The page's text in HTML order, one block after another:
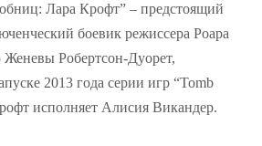
Лара Крофт” – предстоящий
боевик режиссера Роара
Робертсон-Дуорет,
2013 года серии игр “Tomb
исполняет Алисия Викандер.